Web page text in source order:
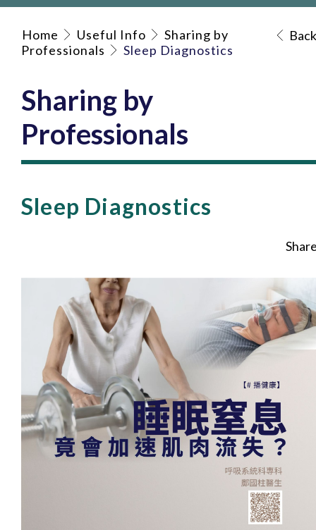
Home Useful Info
Sharing by
Professionals
Sleep Diagnostics
Back
Sharing by
Professionals
Sleep Diagnostics